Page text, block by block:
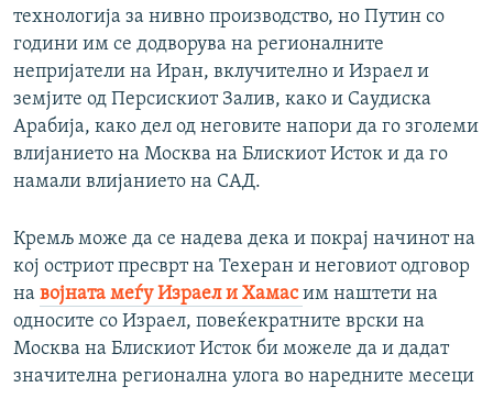
технологија за нивно производство, но Путин со
години им се додворува на регионалните
непријатели на Иран, вклучително и Израел и
земјите од Персискиот Залив, како и Саудиска
Арабија, како дел од неговите напори да го зголеми
влијанието на Москва на Блискиот Исток и да го
намали влијанието на САД.
Кремљ може да се надева дека и покрај начинот на
кој остриот пресврт на Техеран и неговиот одговор
на војната меѓу Израел и Хамасим наштети на
односите со Израел, повеќекратните врски на
Москва на Блискиот Исток би можеле да и дадат
значителна регионална улога во наредните месеци